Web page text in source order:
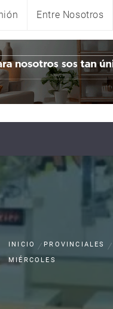
Entre Nosotros
INICIO PROVINCIALES
MIÉRCOLES